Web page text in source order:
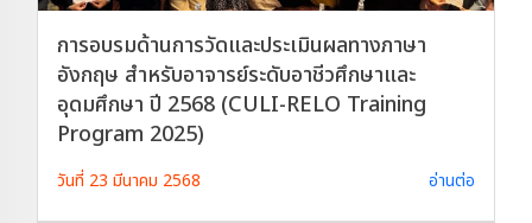
การอบรมด้านการวัดและประเมินผลทางภาษา
อังกฤษ สำหรับอาจารย์ระดับอาชีวศึกษาและ
อุดมศึกษา ปี 2568 (CULI-RELO Training
Program 2025)
วันที่ 23 มีนาคม 2568 อ่านต่อ